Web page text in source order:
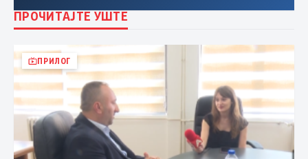
ПРОЧИТАЈТЕ УШТЕ
ПРИЛОГ